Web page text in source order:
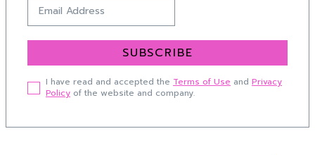
SUBSCRIBE
I have read and accepted the Terms of Use and Privacy
Policy of the website and company.